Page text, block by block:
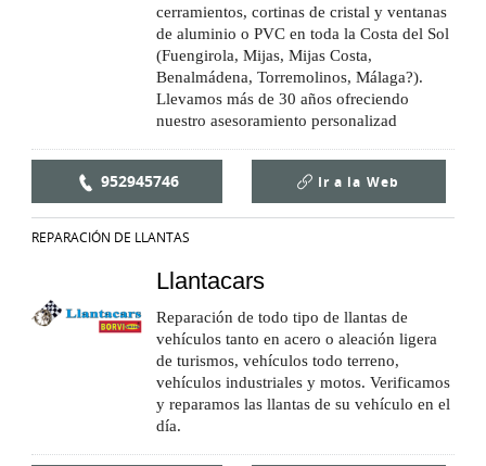
cerramientos, cortinas de cristal y ventanas
de aluminio o PVC en toda la Costa del Sol
(Fuengirola, Mijas, Mijas Costa,
Benalmádena, Torremolinos, Málaga?).
Llevamos más de 30 años ofreciendo
nuestro asesoramiento personalizad
952945746 Ir a la Web
REPARACIÓN DE LLANTAS
Llantacars
Reparación de todo tipo de llantas de
vehículos tanto en acero o aleación ligera
de turismos, vehículos todo terreno,
vehículos industriales y motos. Verificamos
y reparamos las llantas de su vehículo en el
día.